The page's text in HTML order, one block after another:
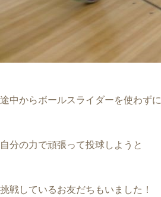
途中からボールスライダーを使わずに
自分の力で頑張って投球しようと
挑戦しているお友だちもいました！